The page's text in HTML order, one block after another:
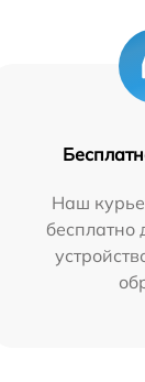
Наш
бесплатно